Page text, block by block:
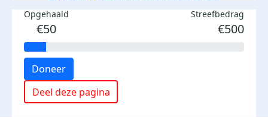
Opgehaald
€50
Streefbedrag
€500
Doneer
Deel deze pagina